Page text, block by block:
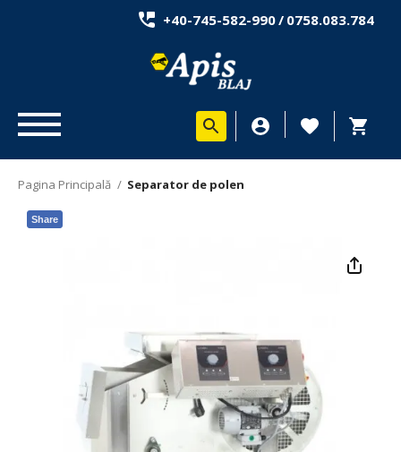
+40-745-582-990/ 0758.083.784
Pagina Principală / Separator de polen
Share